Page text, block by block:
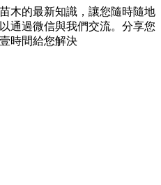
木的最新知識，讓您隨時隨地
通過微信與我們交流。分享您
時間給您解決